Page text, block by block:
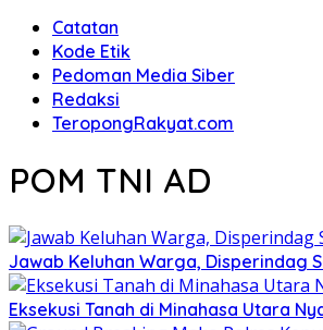
Catatan
Kode Etik
Pedoman Media Siber
Redaksi
TeropongRakyat.com
POM TNI AD
Jawab Keluhan Warga, Disperindag
Eksekusi Tanah di Minahasa Utara